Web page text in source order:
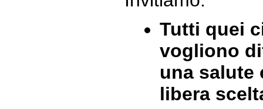
Tutti quei
vogliono
una salute
libera